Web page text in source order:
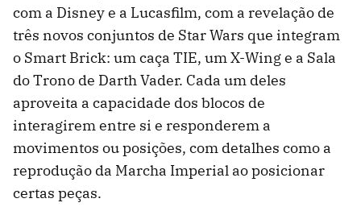
com a Disney e a Lucasfilm, com a revelação de
três novos conjuntos de Star Wars que integram
o Smart Brick: um caça TIE, um X-Wing e a Sala
do Trono de Darth Vader. Cada um deles
aproveita a capacidade dos blocos de
interagirem entre si e responderem a
movimentos ou posições, com detalhes como a
reprodução da Marcha Imperial ao posicionar
certas peças.